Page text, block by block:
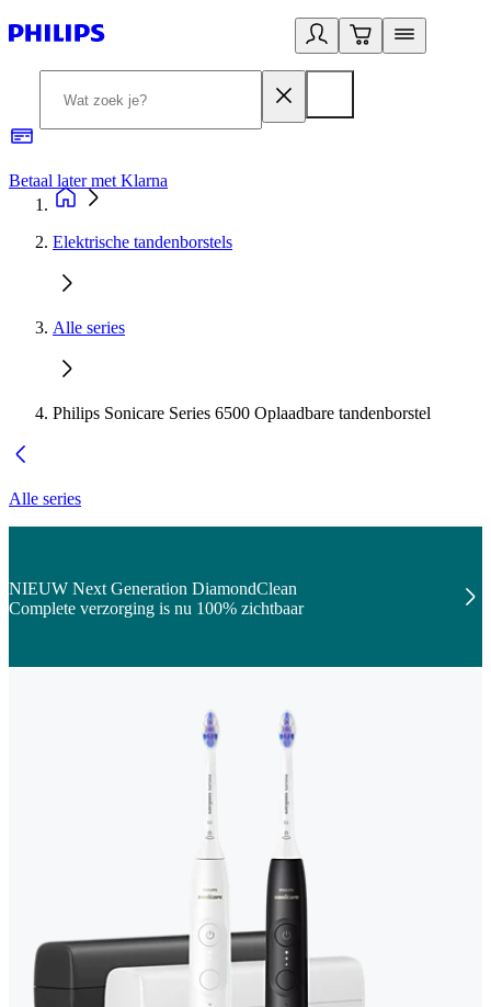
Betaal later met Klarna
Elektrische tandenborstels
Alle series
Philips Sonicare Series 6500 Oplaadbare tandenborstel
Alle series
NIEUW Next Generation DiamondClean
Complete verzorging is nu 100% zichtbaar